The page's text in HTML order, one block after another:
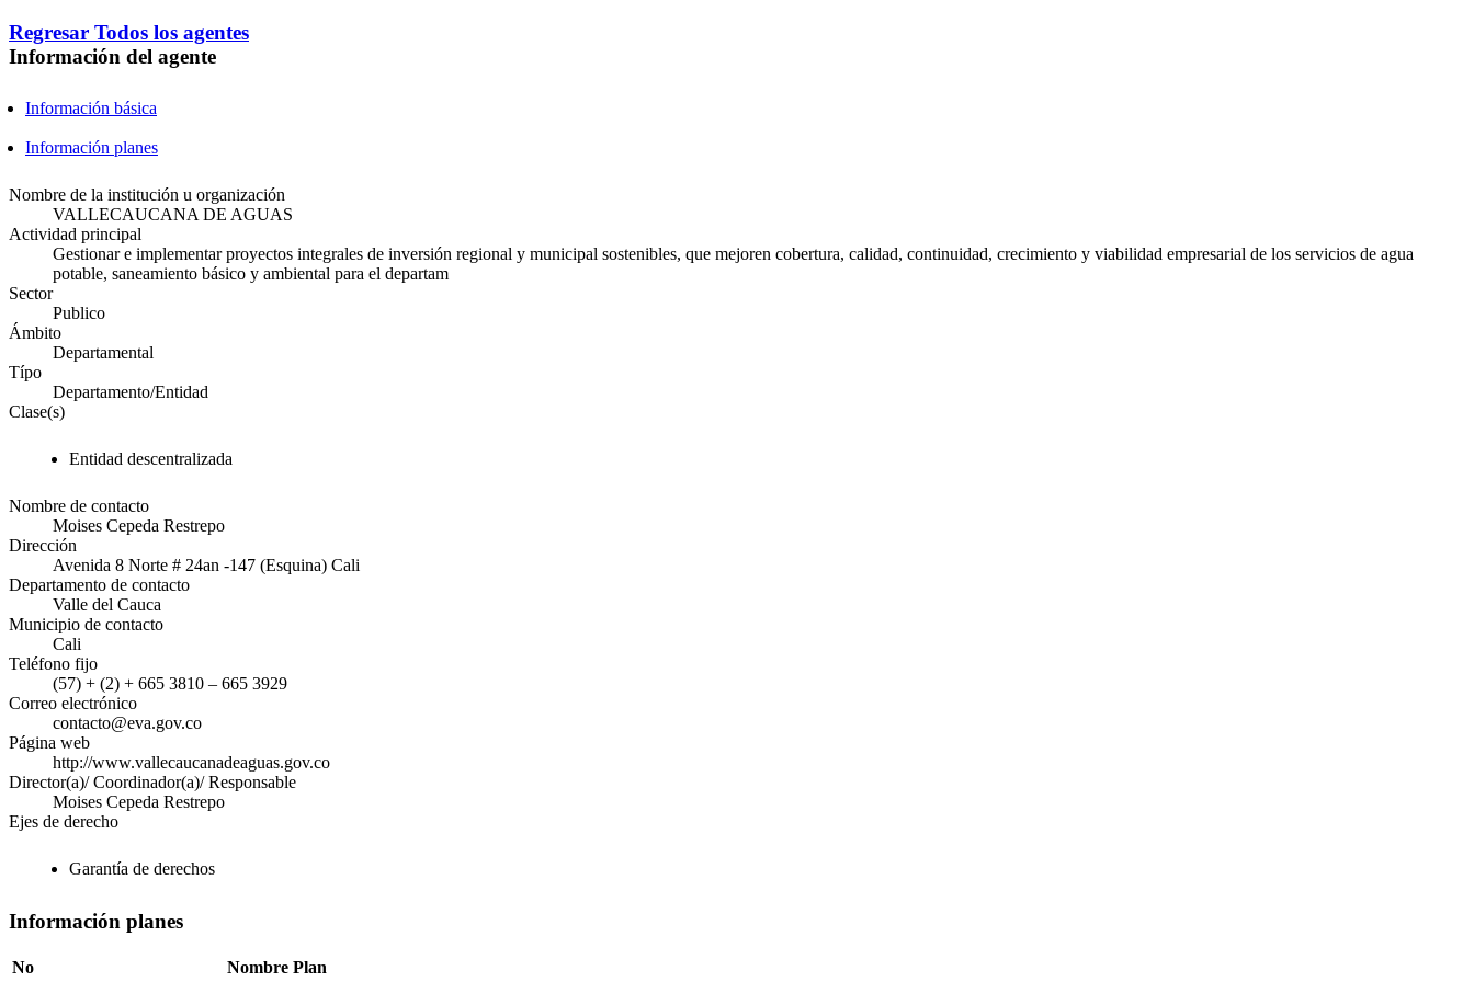
Regresar Todos los agentes
Información del agente
Información básica
Información planes
Nombre de la institución u organización
VALLECAUCANA DE AGUAS
Actividad principal
Gestionar e implementar proyectos integrales de inversión regional y municipal sostenibles, que mejoren cobertura, calidad, continuidad, crecimiento y viabilidad empresarial de los servicios de agua
potable, saneamiento básico y ambiental para el departam
Sector
Publico
Ámbito
Departamental
Típo
Departamento/Entidad
Clase(s)
Entidad descentralizada
Nombre de contacto
Moises Cepeda Restrepo
Dirección
Avenida 8 Norte # 24an -147 (Esquina) Cali
Departamento de contacto
Valle del Cauca
Municipio de contacto
Cali
Teléfono fijo
(57) + (2) + 665 3810 – 665 3929
Correo electrónico
contacto@eva.gov.co
Página web
http://www.vallecaucanadeaguas.gov.co
Director(a)/ Coordinador(a)/ Responsable
Moises Cepeda Restrepo
Ejes de derecho
Garantía de derechos
Información planes
No
Nombre Plan